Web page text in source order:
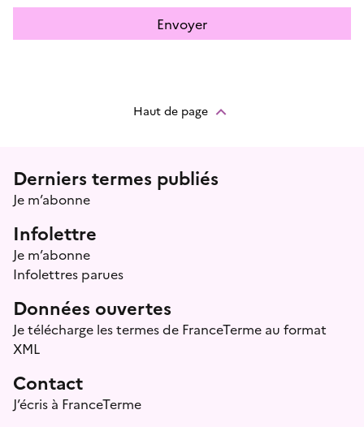
Envoyer
Haut de page
Menu prefooter
Derniers termes publiés
Je m’abonne
Infolettre
Je m’abonne
Infolettres parues
Données ouvertes
Je télécharge les termes de FranceTerme au format
XML
Contact
J’écris à FranceTerme